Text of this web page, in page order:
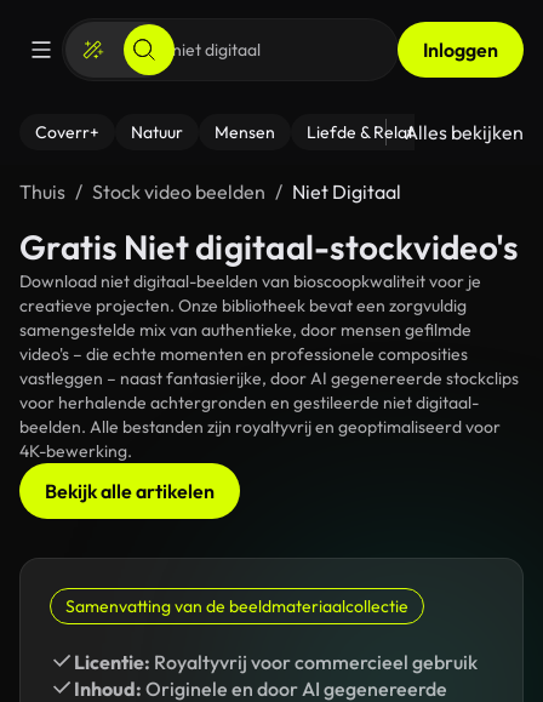
Inloggen
Coverr+ Natuur Mensen Liefde & Relaties - Fitness
Alles bekijken
Thuis Stock video beelden Niet Digitaal
Gratis Niet digitaal-stockvideo's
Download niet digitaal-beelden van bioscoopkwaliteit voor je
creatieve projecten. Onze bibliotheek bevat een zorgvuldig
samengestelde mix van authentieke, door mensen gefilmde
video's – die echte momenten en professionele composities
vastleggen – naast fantasierijke, door AI gegenereerde stockclips
voor herhalende achtergronden en gestileerde niet digitaal-
beelden. Alle bestanden zijn royaltyvrij en geoptimaliseerd voor
4K-bewerking.
Bekijk alle artikelen
Samenvatting van de beeldmateriaalcollectie
Licentie: Royaltyvrij voor commercieel gebruik
Inhoud: Originele en door AI gegenereerde